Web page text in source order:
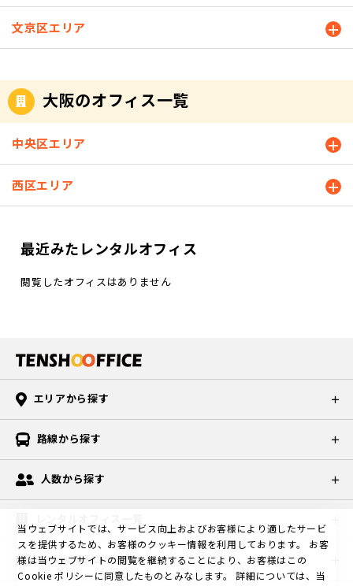
文京区エリア
大阪のオフィス一覧
中央区エリア
西区エリア
最近みたレンタルオフィス
閲覧したオフィスはありません
エリアから探す
路線から探す
人数から探す
コラムカテゴリ一覧
当ウェブサイトでは、サービス向上およびお客様により適したサービ
スを提供するため、お客様のクッキー情報を利用しております。
お客
様は当ウェブサイトの閲覧を継続することにより、お客様はこの
Cookie ポリシーに同意したものとみなします。
詳細については、当